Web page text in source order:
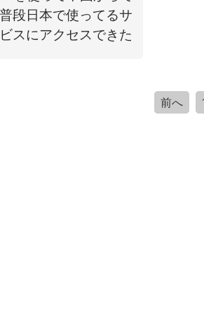
段日本で使ってるサ
スにアクセスできた
前へ